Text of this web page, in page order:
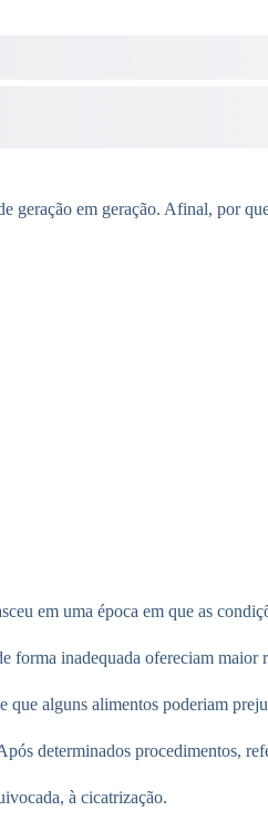
geração em geração. Afinal, por
em uma época em que as
forma inadequada ofereciam
alguns alimentos poderiam
determinados procedimentos,
à cicatrização.